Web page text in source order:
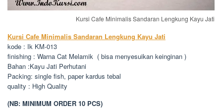
Kursi Cafe Minimalis Sandaran Lengkung Kayu Jati
Kursi Cafe Minimalis Sandaran Lengkung Kayu Jati
kode : Ik KM-013
finishing : Warna Cat Melamik ( bisa menyesuikan keinginan )
Bahan :Kayu Jati Perhutani
Packing: single fish, paper kardus tebal
quality : High Quality
(NB: MINIMUM ORDER 10 PCS)